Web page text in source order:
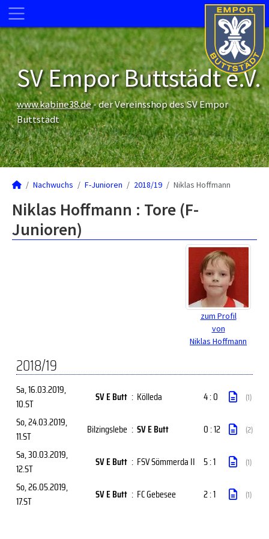
SV Empor Buttstädt e.V.
www.kabine38.de- der Vereinsshop des SV Empor
Buttstädt
Nachwuchs F-Junioren 2018/19 Niklas Hoffmann
Niklas Hoffmann : Tore (F-
Junioren)
zum Profil
von
Niklas Hoffmann
2018/19
Sa, 16.03.2019,
10.ST
SV E Butt : Kölleda 4 : 0 (1)
So, 24.03.2019,
11.ST
Bilzingslebe : SV E Butt 0 : 12 (2)
Sa, 30.03.2019,
12.ST
SV E Butt : FSV Sömmerda II 5 : 1 (1)
So, 26.05.2019,
17.ST
SV E Butt : FC Gebesee 2 : 1 (1)